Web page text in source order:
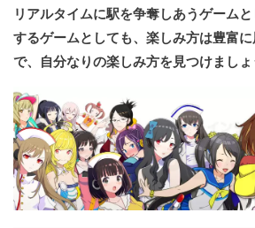
リアルタイムに駅を争奪しあうゲーム
するゲームとしても、楽しみ方は豊富
で、自分なりの楽しみ方を見つけましょ